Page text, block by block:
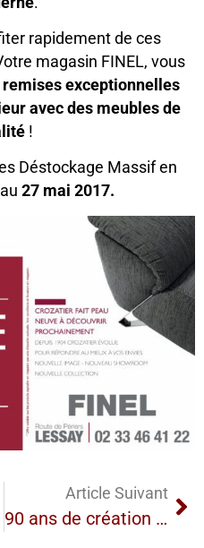
rapidement de ces
magasin FINEL, vous
remises exceptionnelles
avec des meubles de
!
Déstockage Massif en
27 mai 2017.
Article Suivant
90 ans de création Arthur Bonnet